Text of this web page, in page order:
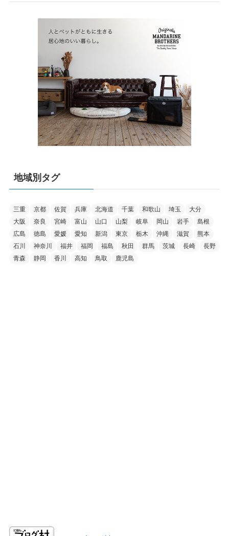
地域別タグ
三重 京都 佐賀 兵庫 北海道 千葉 和歌山 埼玉
大分
大阪
奈良 宮崎 富山 山口 山梨 岐阜 岡山 岩手
島根
広島
徳島 愛媛 愛知 新潟 東京 栃木 沖縄 滋賀
熊本
石川
神奈川 福井 福岡 福島 秋田 群馬 茨城 長崎
長野
青森
静岡 香川 高知 鳥取 鹿児島